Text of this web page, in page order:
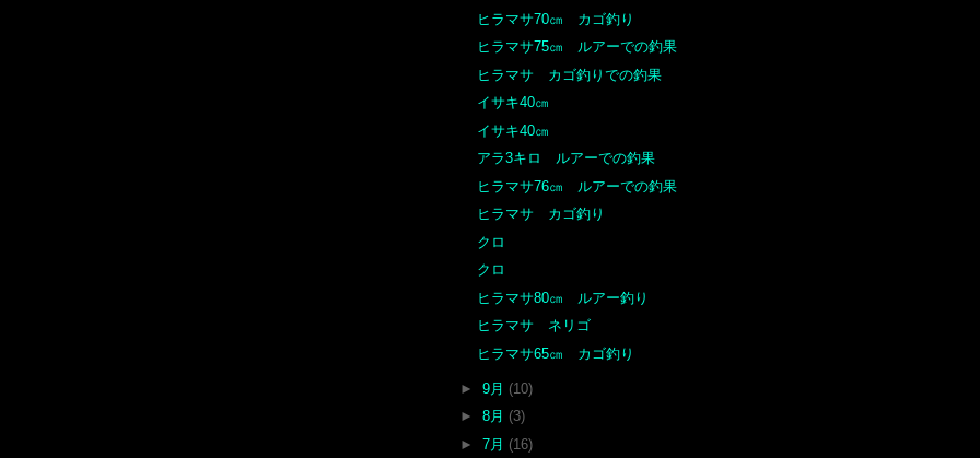
ヒラマサ70㎝ カゴ釣り
ヒラマサ75㎝ ルアーでの釣果
ヒラマサ カゴ釣りでの釣果
イサキ40㎝
イサキ40㎝
アラ3キロ ルアーでの釣果
ヒラマサ76㎝ ルアーでの釣果
ヒラマサ カゴ釣り
クロ
クロ
ヒラマサ80㎝ ルアー釣り
ヒラマサ ネリゴ
ヒラマサ65㎝ カゴ釣り
► 9月 (10)
► 8月 (3)
► 7月 (16)